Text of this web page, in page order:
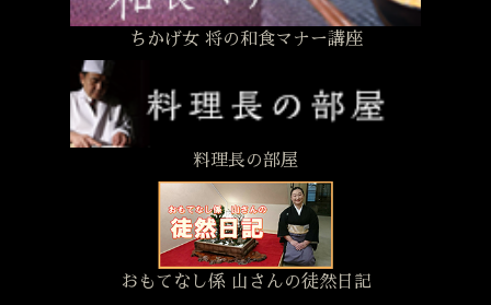
ちかげ女 将の和食マナー講座
料理長の部屋
おもてなし係 山さんの徒然日記